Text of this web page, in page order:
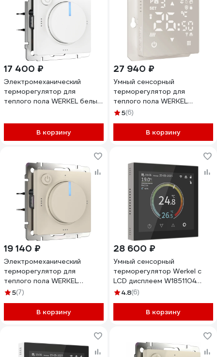
17 400 ₽
Электромеханический
терморегулятор для
теплого пола WERKEL белый
В корзину
27 940 ₽
Умный сенсорный
терморегулятор для
теплого пола WERKEL
дымчатый a065138
5(6)
В корзину
19 140 ₽
Электромеханический
терморегулятор для
теплого пола WERKEL
айвори матовый a062423
5(7)
В корзину
28 600 ₽
Умный сенсорный
терморегулятор Werkel с
LCD дисплеем W1851104
дымчатый a071605
4.8(6)
В корзину